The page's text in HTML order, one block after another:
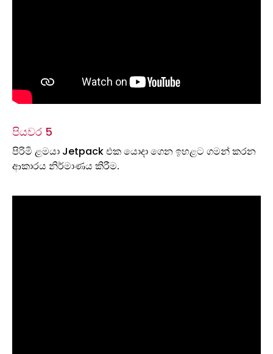
පියවර 5
පිරිමි ළමයා Jetpack එක යොදා ගෙන ඉහළට ගමන් කරන
ආකාරය නිර්මාණය කිරීම.